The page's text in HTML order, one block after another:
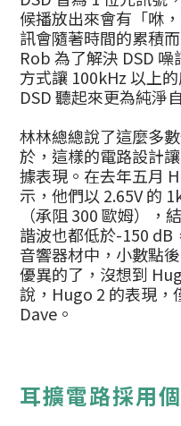
候播放出來會有「咻
訊會隨著時間的累積
Rob 為了解決 DSD
方式讓 100kHz 以上
DSD 聽起來更為純淨
林林總總說了這麼多
於，這樣的電路設計
據表現。在去年五月
示，他們以 2.65V 的
（承阻 300 歐姆），
諧波也都低於-150 dB
音響器材中，小數點
優異的了，沒想到
說，Hugo 2 的表現，
Dave。
耳擴電路採用